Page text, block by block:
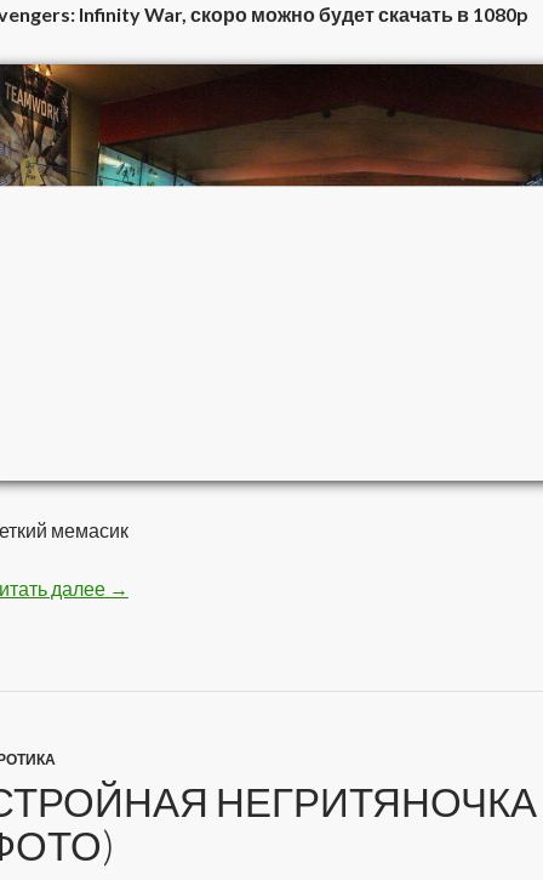
Infinity War, скоро можно будет скачать в 1080p
мемасик
далее Мстители — Война бесконечности
→
НЕГРИТЯНОЧКА